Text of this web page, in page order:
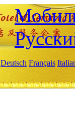
Deutsch Français